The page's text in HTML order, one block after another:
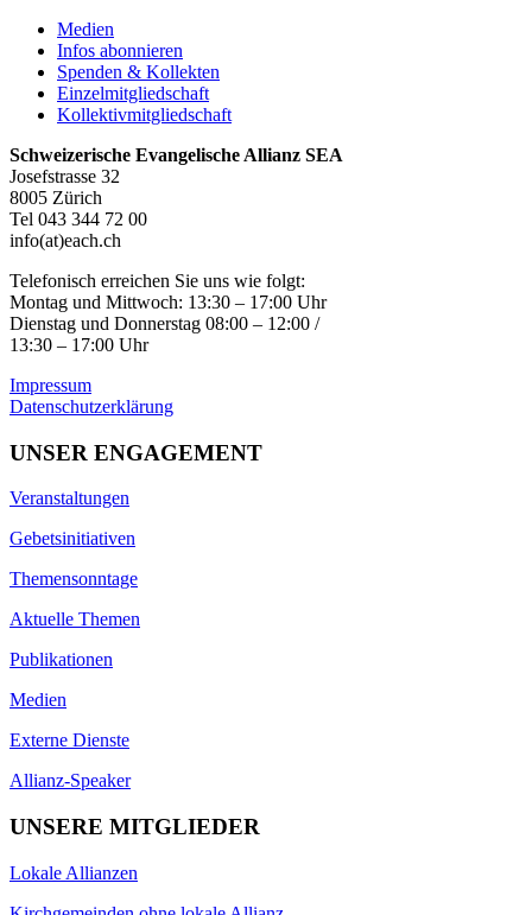
Medien
Infos abonnieren
Spenden & Kollekten
Einzelmitgliedschaft
Kollektivmitgliedschaft
Schweizerische Evangelische Allianz SEA
Josefstrasse 32
8005 Zürich
Tel 043 344 72 00
info(at)each.ch
Telefonisch erreichen Sie uns wie folgt:
Montag und Mittwoch: 13:30 – 17:00 Uhr
Dienstag und Donnerstag 08:00 – 12:00 /
13:30 – 17:00 Uhr
Impressum
Datenschutzerklärung
UNSER ENGAGEMENT
Veranstaltungen
Gebetsinitiativen
Themensonntage
Aktuelle Themen
Publikationen
Medien
Externe Dienste
Allianz-Speaker
UNSERE MITGLIEDER
Lokale Allianzen